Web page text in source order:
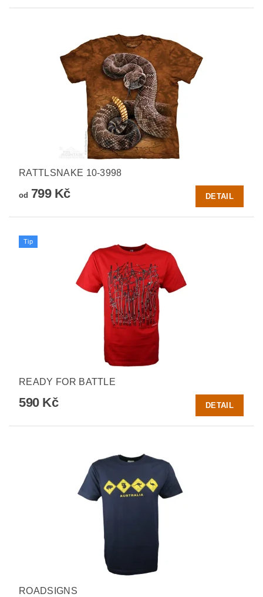
RATTLSNAKE 10-3998
od 799 Kč DETAIL
Tip
READY FOR BATTLE
590 Kč DETAIL
ROADSIGNS